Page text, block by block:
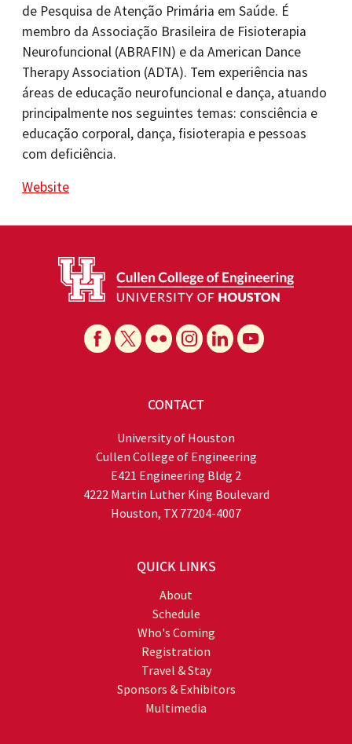
de Pesquisa de Atenção Primária em Saúde. É
membro da Associação Brasileira de Fisioterapia
Neurofuncional (ABRAFIN) e da American Dance
Therapy Association (ADTA). Tem experiência nas
áreas de educação neurofuncional e dança, atuando
principalmente nos seguintes temas: consciência e
educação corporal, dança, fisioterapia e pessoas
com deficiência.
Website
CONTACT
University of Houston
Cullen College of Engineering
E421 Engineering Bldg 2
4222 Martin Luther King Boulevard
Houston, TX 77204-4007
QUICK LINKS
About
Schedule
Who's Coming
Registration
Travel & Stay
Sponsors & Exhibitors
Multimedia